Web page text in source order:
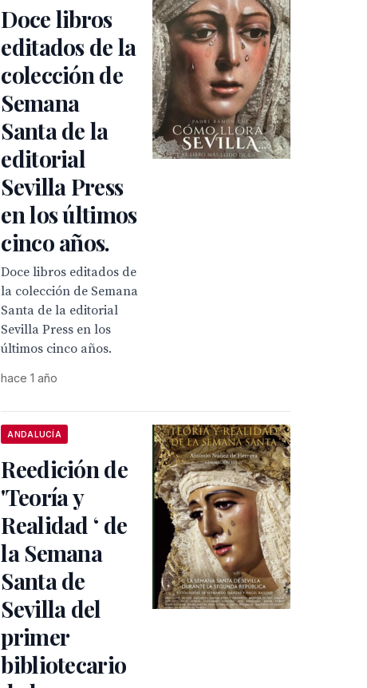
Doce libros
editados de la
colección de
Semana
Santa de la
editorial
Sevilla Press
en los últimos
cinco años.
Doce libros editados de
la colección de Semana
Santa de la editorial
Sevilla Press en los
últimos cinco años.
hace 1 año
ANDALUCÍA
Reedición de
'Teoría y
Realidad ‘ de
la Semana
Santa de
Sevilla del
primer
bibliotecario